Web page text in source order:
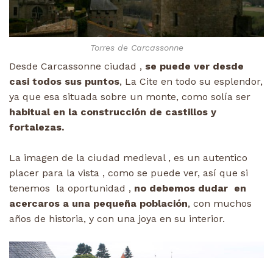
Torres de Carcassonne
Desde Carcassonne ciudad , se puede ver desde
casi todos sus puntos, La Cite en todo su esplendor,
ya que esa situada sobre un monte, como solía ser
habitual en la construcción de castillos y
fortalezas.
La imagen de la ciudad medieval , es un autentico
placer para la vista , como se puede ver, así que si
tenemos la oportunidad , no debemos dudar en
acercaros a una pequeña población, con muchos
años de historia, y con una joya en su interior.